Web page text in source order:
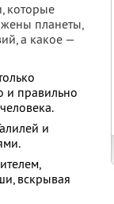
которые
планеты,
а какое —
и правильно
и
вскрывая